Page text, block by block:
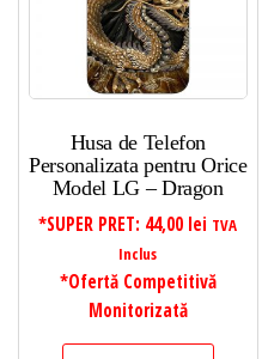
Husa de Telefon
Personalizata pentru Orice
Model LG – Dragon
*SUPER PRET: 44,00 lei TVA
Inclus
*Ofertă Competitivă
Monitorizată